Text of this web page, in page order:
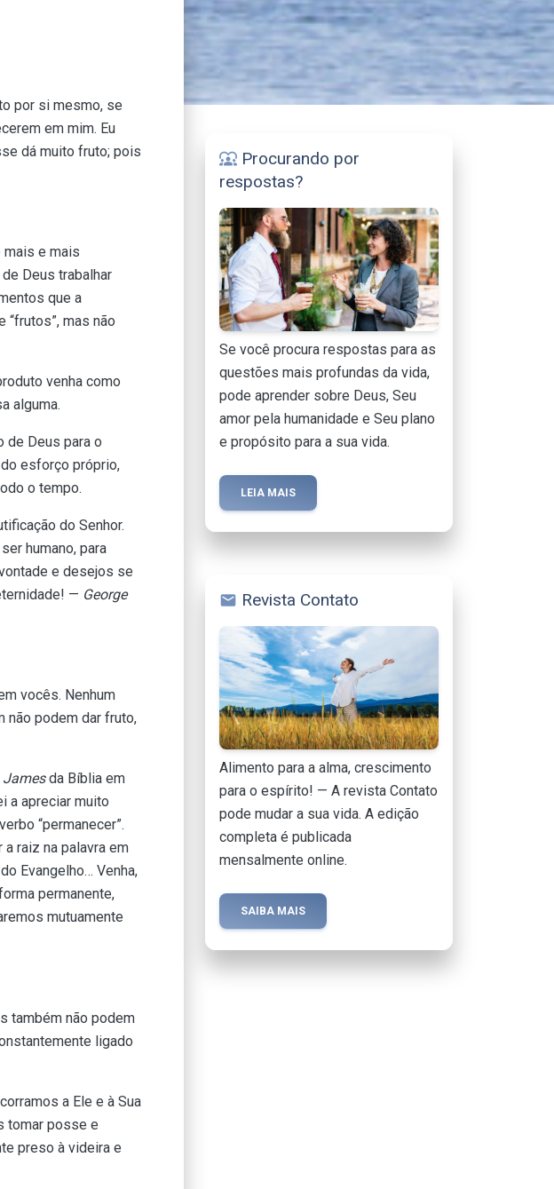
por si mesmo, se
em mim. Eu
dá muito fruto; pois
mais e mais
Deus trabalhar
que a
mas não
venha como
alguma.
de Deus para o
esforço próprio,
o tempo.
do Senhor.
humano, para
e desejos se
— George
vocês. Nenhum
não podem dar fruto,
Jamesda Bíblia em
a apreciar muito
“permanecer”.
a raiz na palavra em
Evangelho… Venha,
permanente,
mutuamente
também não podem
ligado
a Ele e à Sua
tomar posse e
preso à videira e
diversity_1 Procurando por
respostas?
Se você procura respostas para as
questões mais profundas da vida,
pode aprender sobre Deus, Seu
amor pela humanidade e Seu plano
e propósito para a sua vida.
LEIA MAIS
mail Revista Contato
Alimento para a alma, crescimento
para o espírito! — A revista Contato
pode mudar a sua vida. A edição
completa é publicada
mensalmente online.
SAIBA MAIS